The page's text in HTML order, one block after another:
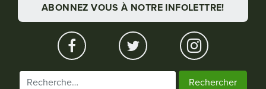
ABONNEZ VOUS À NOTRE INFOLETTRE!
Rechercher :